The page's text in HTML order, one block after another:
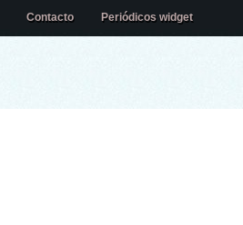
Contacto Periódicos widget